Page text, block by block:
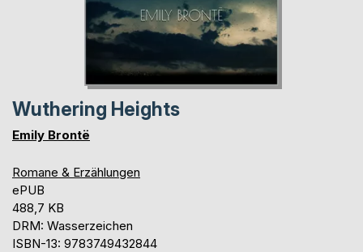
Wuthering Heights
Emily Brontë
Romane & Erzählungen
ePUB
488,7 KB
DRM: Wasserzeichen
ISBN-13: 9783749432844